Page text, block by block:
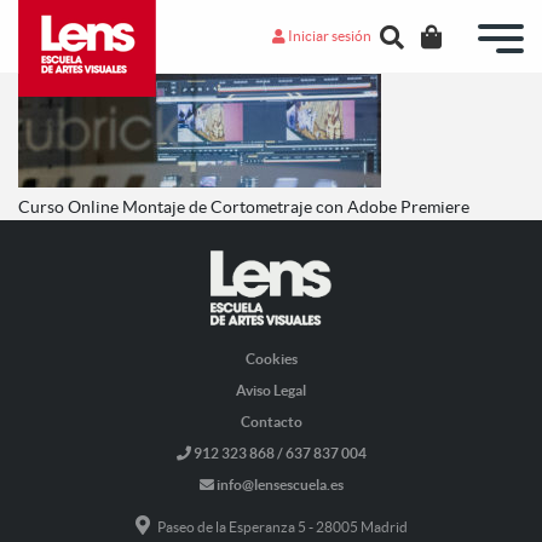
Iniciar sesión
Curso Online Montaje de Cortometraje con Adobe Premiere
Cookies
Aviso Legal
Contacto
912 323 868 / 637 837 004
info@lensescuela.es
Paseo de la Esperanza 5 - 28005 Madrid